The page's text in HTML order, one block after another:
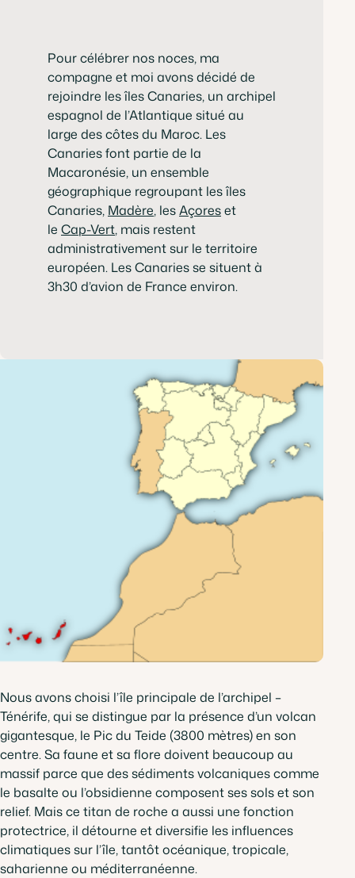
Pour célébrer nos noces, ma
compagne et moi avons décidé de
rejoindre les îles Canaries, un archipel
espagnol de l’Atlantique situé au
large des côtes du Maroc. Les
Canaries font partie de la
Macaronésie, un ensemble
géographique regroupant les îles
Canaries, Madère, lesAçoreset
le Cap-Vert, mais restent
administrativement sur le territoire
européen. Les Canaries se situent à
3h30 d’avion de France environ.
Nous avons choisi l’île principale de l’archipel –
Ténérife, qui se distingue par la présence d’un volcan
gigantesque, le Pic du Teide (3800 mètres) en son
centre. Sa faune et sa flore doivent beaucoup au
massif parce que des sédiments volcaniques comme
le basalte ou l’obsidienne composent ses sols et son
relief. Mais ce titan de roche a aussi une fonction
protectrice, il détourne et diversifie les influences
climatiques sur l’île, tantôt océanique, tropicale,
saharienne ou méditerranéenne.